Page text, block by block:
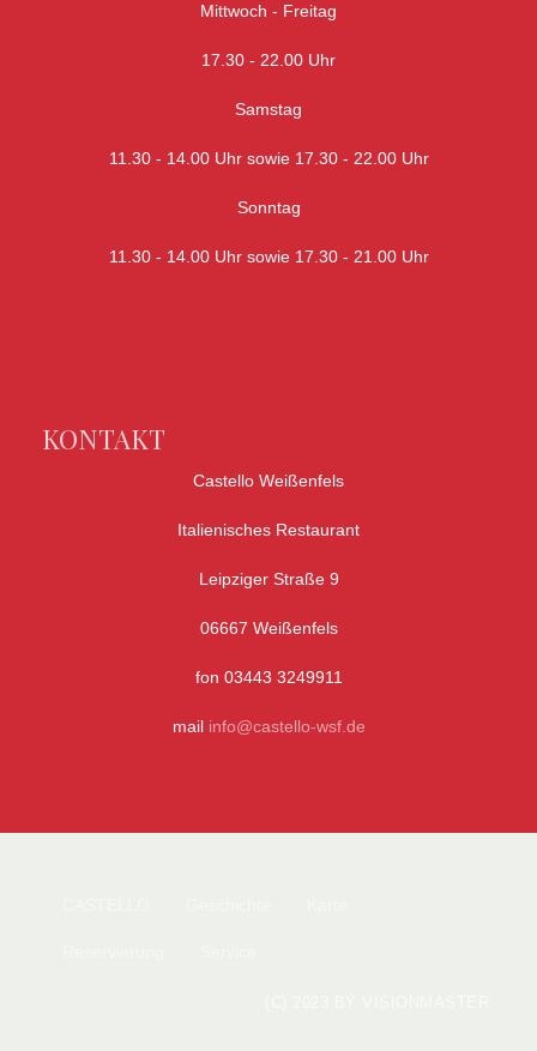
Mittwoch - Freitag
17.30 - 22.00 Uhr
Samstag
11.30 - 14.00 Uhr sowie 17.30 - 22.00 Uhr
Sonntag
11.30 - 14.00 Uhr sowie 17.30 - 21.00 Uhr
KONTAKT
Castello Weißenfels
Italienisches Restaurant
Leipziger Straße 9
06667 Weißenfels
fon 03443 3249911
mail info@castello-wsf.de